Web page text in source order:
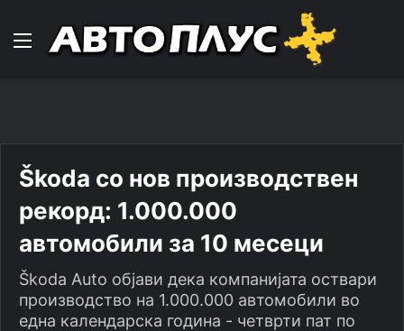
Навигација
Škoda со нов производствен
рекорд: 1.000.000
автомобили за 10 месеци
Škoda Auto објави дека компанијата оствари
производство на 1.000.000 автомобили во
една календарска година - четврти пат по